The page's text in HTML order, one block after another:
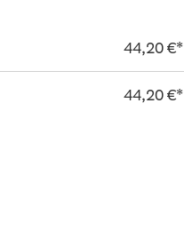
44,20 €*
44,20 €*